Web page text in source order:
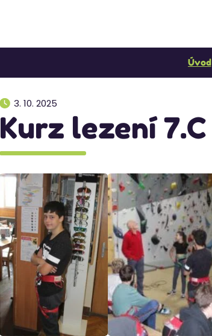
Úvod
3. 10. 2025
Kurz lezení 7.C